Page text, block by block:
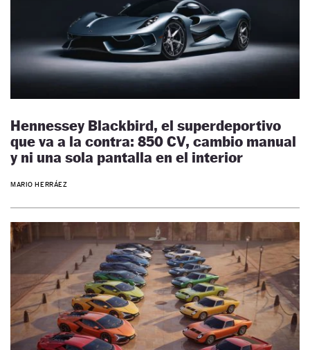
Hennessey Blackbird, el superdeportivo
que va a la contra: 850 CV, cambio manual
y ni una sola pantalla en el interior
MARIO HERRÁEZ